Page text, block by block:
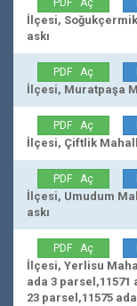
PDF Aç
İlçesi,
askı
PDF Aç
İlçesi, Muratpaşa
PDF Aç
İlçesi, Çiftlik
PDF Aç
İlçesi, Umudum
askı
PDF Aç
İlçesi, Yerlisu
ada 3 parsel,11571
23 parsel,11575